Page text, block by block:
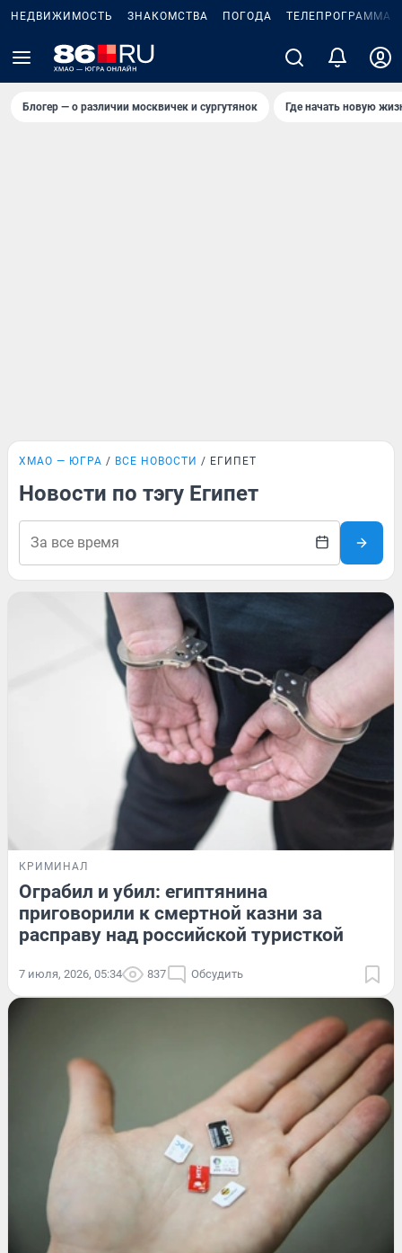
НЕДВИЖИМОСТЬ ЗНАКОМСТВА ПОГОДА ТЕЛЕПРОГРАММА
Блогер — о различии москвичек и сургутянок Где начать новую
ХМАО — ЮГРА ВСЕ НОВОСТИ ЕГИПЕТ
Новости по тэгу Египет
КРИМИНАЛ
Ограбил и убил: египтянина
приговорили к смертной казни за
расправу над российской туристкой
7 июля, 2026, 05:34 837 Обсудить